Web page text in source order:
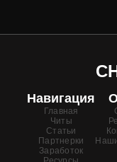
Навигация
Главная
Читы
Статьи
Партнерки
Заработок